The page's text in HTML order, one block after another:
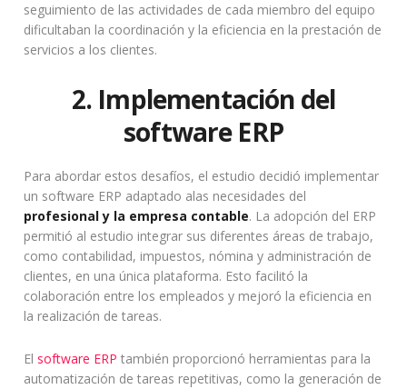
seguimiento de las actividades de cada miembro del equipo
dificultaban la coordinación y la eficiencia en la prestación de
servicios a los clientes.
2. Implementación del
software ERP
Para abordar estos desafíos, el estudio decidió implementar
un software ERP adaptado alas necesidades del
profesional y la empresa contable. La adopción del ERP
permitió al estudio integrar sus diferentes áreas de trabajo,
como contabilidad, impuestos, nómina y administración de
clientes, en una única plataforma. Esto facilitó la
colaboración entre los empleados y mejoró la eficiencia en
la realización de tareas.
El software ERP también proporcionó herramientas para la
automatización de tareas repetitivas, como la generación de